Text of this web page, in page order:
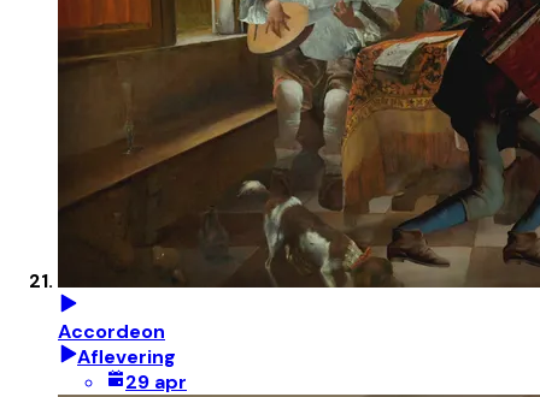
Accordeon
Aflevering
29 apr